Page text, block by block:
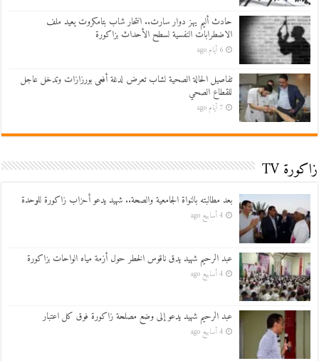
حادث أليم يهز دوار سارت.. انتحار شاب بتامكروت يعيد ملف
الاضطرابات النفسية لسطح الأحداث بزاكورة
6 أيام ago
تفاصيل الحالة الصحية لشاب تعرض لدغة أفعى بورزازات وتدخل عاجل
للقطاع الصحي
7 أيام ago
زاكورة TV
بعد مطالبته بالنواة الجامعية والصحة.. شهيد يدعو أحزاب زاكورة للوحدة
4 أسابيع ago
عبد الرحيم شهيد يدق ناقوس الخطر حول أزمة مياه الواحات بزاكورة
4 أسابيع ago
عبد الرحيم شهيد يدعو إلى وضع مصلحة زاكورة فوق كل اعتبار
4 أسابيع ago